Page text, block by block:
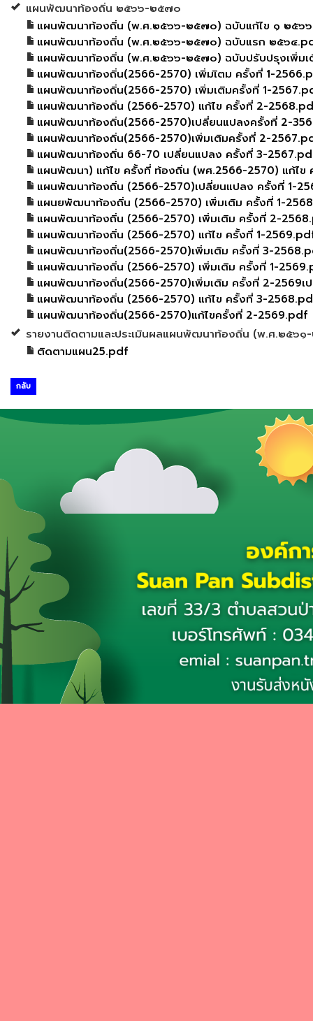
แผนพัฒนาท้องถิ่น ๒๕๖๖-๒๕๗๐
แผนพัฒนาท้องถิ่น (พ.ศ.๒๕๖๖-๒๕๗๐) ฉบับแก้ไข ๑ ๒๕๖
แผนพัฒนาท้องถิ่น (พ.ศ.๒๕๖๖-๒๕๗๐) ฉบับแรก ๒๕๖๔
แผนพัฒนาท้องถิ่น (พ.ศ.๒๕๖๖-๒๕๗๐) ฉบับปรับปรุงเพิ่ม
แผนพัฒนาท้องถิ่น(2566-2570) เพิ่มเิตม ครั้งที่ 1-
แผนพัฒนาท้องถิ่น(2566-2570) เพิ่มเติมครั้งที่ 1-
แผนพัฒนาท้องถิ่น (2566-2570) แก้ไข ครั้งที่ 2-
แผนพัฒนาท้องถิ่น(2566-2570)เปลี่ยนแปลงครั้งที่ 2-
แผนพัฒนาท้องถิ่น(2566-2570)เพิ่มเติมครั้งที่ 2-
แผนพัฒนาท้องถิ่น 66-70 เปลี่ยนแปลง ครั้งที่ 3-
แผนพัฒนา) แก้ไข ครั้งที่ ท้องถิ่น (พศ.2566-2570) แก้ไข
แผนพัฒนาท้องถิ่น (2566-2570)เปลี่ยนแปลง ครั้งที่ 1-
แผนยพัฒนาท้องถิ่น (2566-2570) เพิ่มเติม ครั้งที่ 1-
แผนพัฒนาท้องถิ่น (2566-2570) เพิ่มเติม ครั้งที่ 2-
แผนพัฒนาท้องถิ่น (2566-2570) แก้ไข ครั้งที่ 1-
แผนพัฒนาท้องถิ่น(2566-2570)เพิ่มเติม ครั้งที่ 3-
แผนพัฒนาท้องถิ่น (2566-2570) เพิ่มเติม ครั้งที่ 1-
แผนพัฒนาท้องถิ่น(2566-2570)เพิ่มเติม ครั้งที่ 2-2569เ
แผนพัฒนาท้องถิ่น (2566-2570) แก้ไข ครั้งที่ 3-
แผนพัฒนาท้องถิ่น(2566-2570)แก้ไขครั้งที่ 2-2569.pdf
รายงานติดตามและประเมินผลแผนพัฒนาท้องถิ่น (พ.ศ.๒๕๖๑
ติดตามแผน25.pdf
กลับ